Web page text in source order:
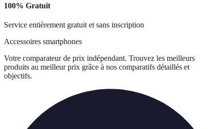
100% Gratuit
Service entièrement gratuit et sans inscription
Accessoires smartphones
Votre comparateur de prix indépendant. Trouvez les meilleurs
produits au meilleur prix grâce à nos comparatifs détaillés et
objectifs.